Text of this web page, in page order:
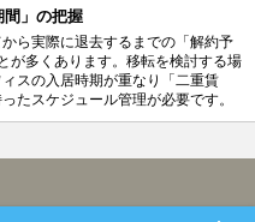
間」の把握
ら実際に退去するまでの「解約予
が多くあります。移転を検討する場
スの入居時期が重なり「二重賃
たスケジュール管理が必要です。